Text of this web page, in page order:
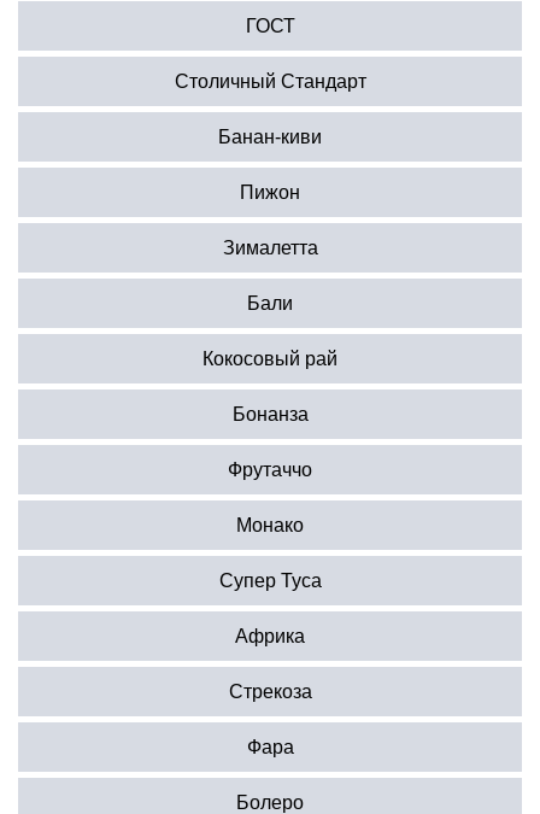
ГОСТ
Столичный Стандарт
Банан-киви
Пижон
Зималетта
Бали
Кокосовый рай
Бонанза
Фрутаччо
Монако
Супер Туса
Африка
Стрекоза
Фара
Болеро